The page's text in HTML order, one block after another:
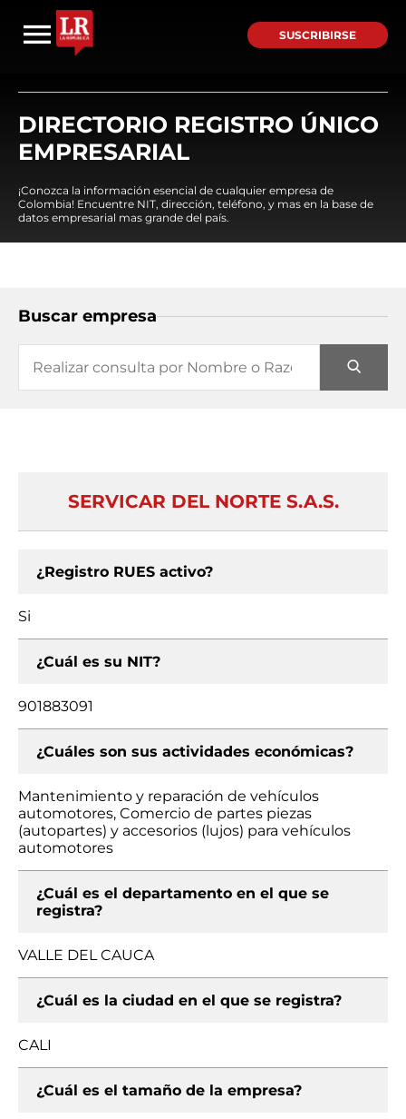
SUSCRIBIRSE
DIRECTORIO REGISTRO ÚNICO
EMPRESARIAL
¡Conozca la información esencial de cualquier empresa de
Colombia! Encuentre NIT, dirección, teléfono, y mas en la base de
datos empresarial mas grande del país.
Buscar empresa
SERVICAR DEL NORTE S.A.S.
¿Registro RUES activo?
Si
¿Cuál es su NIT?
901883091
¿Cuáles son sus actividades económicas?
Mantenimiento y reparación de vehículos
automotores, Comercio de partes piezas
(autopartes) y accesorios (lujos) para vehículos
automotores
¿Cuál es el departamento en el que se
registra?
VALLE DEL CAUCA
¿Cuál es la ciudad en el que se registra?
CALI
¿Cuál es el tamaño de la empresa?